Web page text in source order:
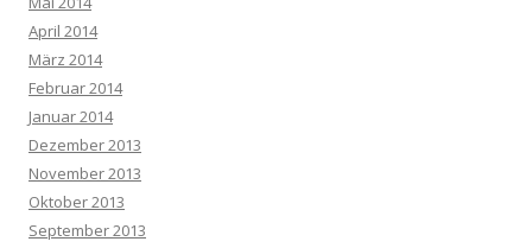
April 2014
März 2014
Februar 2014
Januar 2014
Dezember 2013
November 2013
Oktober 2013
September 2013